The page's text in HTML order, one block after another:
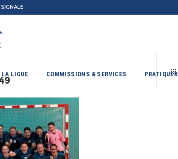
SIGNALE
LA LIGUE COMMISSIONS & SERVICES PRATIQUER